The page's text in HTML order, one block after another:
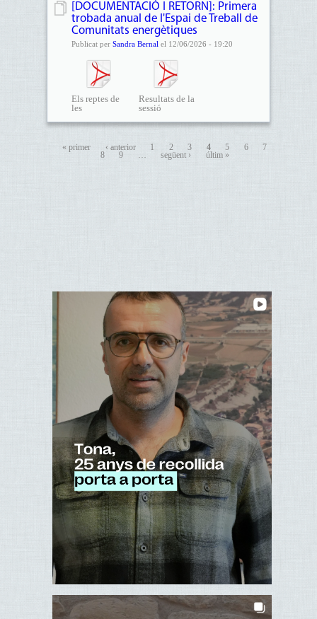
[DOCUMENTACIÓ I RETORN]: Primera
trobada anual de l'Espai de Treball de
Comunitats energètiques
Publicat per Sandra Bernal el 12/06/2026 - 19:20
​Els reptes de
les
Resultats de la
sessió
« primer ‹ anterior 1 2 3 4 5 6
7
8
9 … següent › últim »